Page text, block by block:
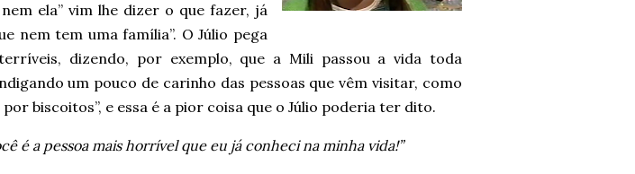
ela” vim lhe dizer o que fazer, já
nem tem uma família”. O Júlio pega
dizendo, por exemplo, que a Mili passou a vida toda
um pouco de carinho das pessoas que vêm visitar, como
biscoitos”, e essa é a pior coisa que o Júlio poderia ter dito.
é a pessoa mais horrível que eu já conheci na minha vida!”